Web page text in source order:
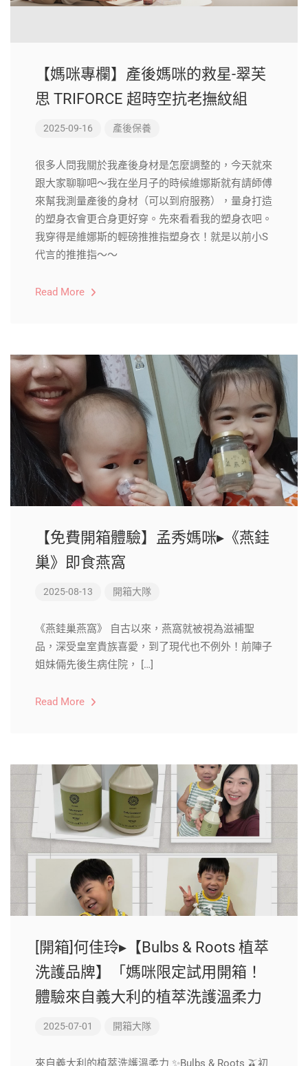
【媽咪專欄】產後媽咪的救星-翠芙
思 TRIFORCE 超時空抗老撫紋組
2025-09-16 產後保養
很多人問我關於我產後身材是怎麼調整的，今天就來
跟大家聊聊吧～我在坐月子的時候維娜斯就有請師傅
來幫我測量產後的身材（可以到府服務），量身打造
的塑身衣會更合身更好穿。先來看看我的塑身衣吧。
我穿得是維娜斯的輕磅推推指塑身衣！就是以前小S
代言的推推指～～
Read More
【免費開箱體驗】孟秀媽咪▸《燕銈
巢》即食燕窩​
2025-08-13 開箱大隊
《燕銈巢燕窩》 自古以來，燕窩就被視為滋補聖
品，深受皇室貴族喜愛，到了現代也不例外！前陣子
姐妹倆先後生病住院， […]
Read More
[開箱]何佳玲▸【Bulbs & Roots 植萃
洗護品牌】「媽咪限定試用開箱！
體驗來自義大利的植萃洗護溫柔力
2025-07-01 開箱大隊
來自義大利的植萃洗護溫柔力 ✨Bulbs & Roots 🫒初